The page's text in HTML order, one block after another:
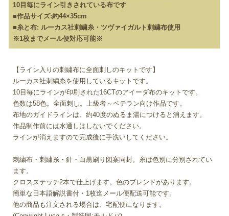
10目毎にライン引きされている布です
■作品サイズ:約44×35cm
■糸と布: ルーカス社刺繍糸・ツヴァイガルト刺繍布使用
※1枚までメール便対応可能※
【ライン入りの刺繍布に全面刺しのキットです】
ルーカス社刺繍糸を使用しているキットです。
10目毎にラインが印刷された16CTのアイーダ布のキットです。
色数は58色。全面刺し。上級者～ベテラン向け作品です。
布地のガイドラインは、約40度のぬるま湯につけると消えます。
作品制作前には水通しはしないでください。
ラインが消えますので完成後に手洗いしてください。
刺繍布・刺繍糸・針・白黒刷り図案同封。糸は色別に分別されてい
ます。
クロスステッチ2本で仕上げます。色のブレンドがあります。
簡単な日本語解説書付・1枚迄メール便配送可能です。
他の商品も注文される場合は、宅配便になります。